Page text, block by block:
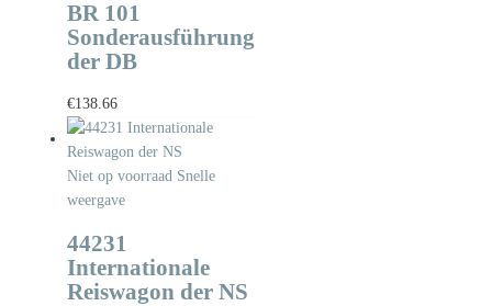
BR 101
Sonderausführung
der DB
€138.66
Niet op voorraad Snelle
weergave
44231
Internationale
Reiswagon der NS